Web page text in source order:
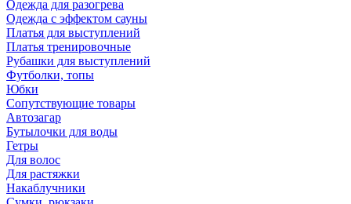
Одежда для разогрева
Одежда с эффектом сауны
Платья для выступлений
Платья тренировочные
Рубашки для выступлений
Футболки, топы
Юбки
Сопутствующие товары
Автозагар
Бутылочки для воды
Гетры
Для волос
Для растяжки
Накаблучники